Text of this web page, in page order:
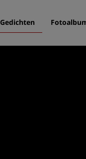
Gedichten